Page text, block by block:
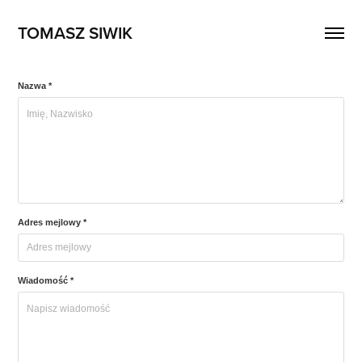
TOMASZ SIWIK
Nazwa *
Adres mejlowy *
Wiadomość *